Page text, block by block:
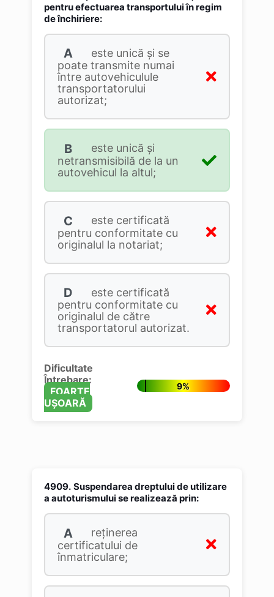
pentru efectuarea transportului în regim
de închiriere:
A
este unică şi se
poate transmite numai
între autovehiculule
transportatorului
autorizat;
B
este unică şi
netransmisibilă de la un
autovehicul la altul;
C
este certificată
pentru conformitate cu
originalul la notariat;
D
este certificată
pentru conformitate cu
originalul de către
transportatorul autorizat.
Dificultate
Întrebare:
FOARTE
UȘOARĂ
9%
4909. Suspendarea dreptului de utilizare
a autoturismului se realizează prin:
A
reţinerea
certificatului de
înmatriculare;